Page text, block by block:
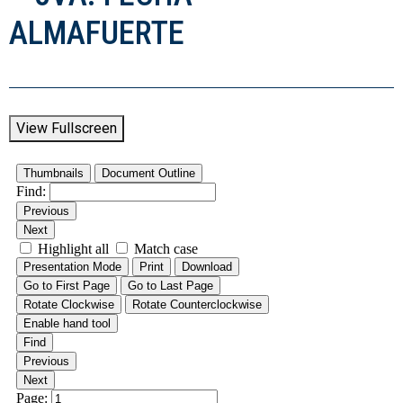
ALMAFUERTE
View Fullscreen